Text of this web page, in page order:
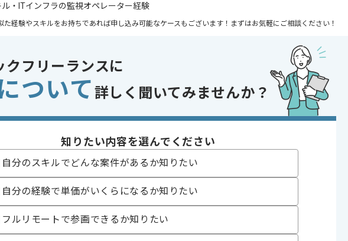
ル ・ITインフラの監視オペレーター経験
経験やスキルをお持ちであれば申し込み可能なケースもございます！まずはお気軽にご相談ください！
参画実績あり , 20代活躍中 , 30代活躍中
案件でございます。
す。
導入し、
る環境でございます。
に参画されたい方にオススメの案件です。
クフリーランスに
ついて 詳しく聞いてみませんか？
知りたい内容を選んでください
自分のスキルでどんな案件があるか知りたい
自分の経験で単価がいくらになるか知りたい
フルリモートで参画できるか知りたい